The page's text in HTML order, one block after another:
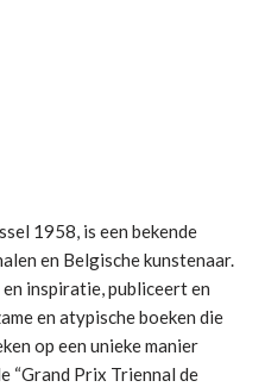
1958, is een bekende
en Belgische kunstenaar.
inspiratie, publiceert en
en atypische boeken die
op een unieke manier
“Grand Prix Triennal de